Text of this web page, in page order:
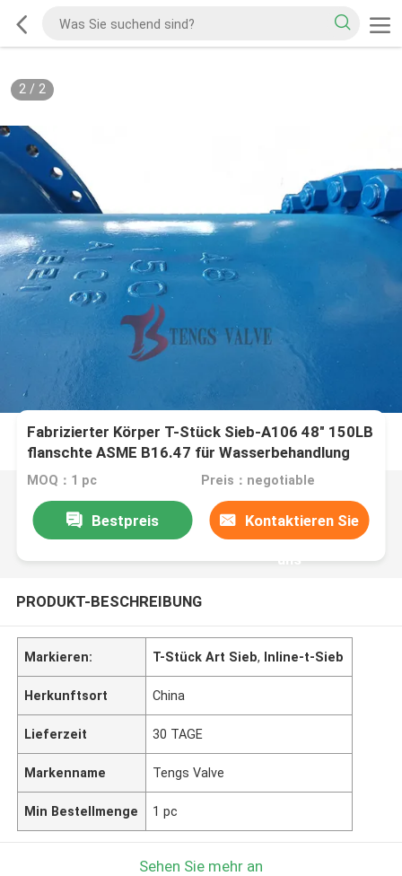
2/ 2
Fabrizierter Körper T-Stück Sieb-A106 48" 150LB
flanschte ASME B16.47 für Wasserbehandlung
MOQ：1 pc Preis：negotiable
Bestpreis Kontaktieren Sie
uns
PRODUKT-BESCHREIBUNG
Markieren: T-Stück Art Sieb, Inline-t-Sieb
Herkunftsort China
Lieferzeit 30 TAGE
Markenname Tengs Valve
Min Bestellmenge 1 pc
Sehen Sie mehr an